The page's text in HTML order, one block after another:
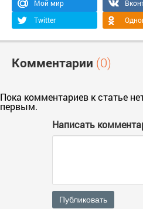
Мой мир
Twitter
Комментарии (0)
Пока комментариев к статье
первым.
Написать
Публиковать